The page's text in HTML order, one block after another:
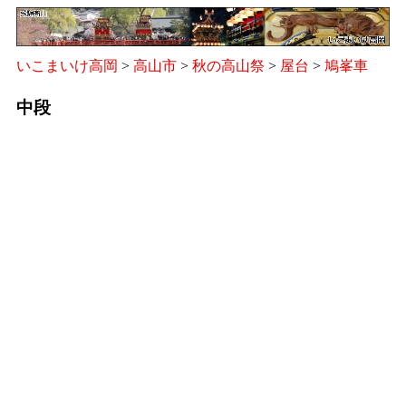
いこまいけ高岡 > 高山市 > 秋の高山祭 > 屋台 > 鳩峯車
中段